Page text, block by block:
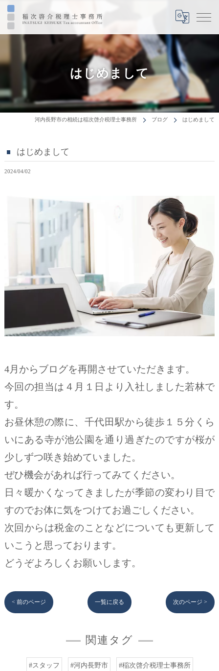
はじめまして
河内長野市の相続は稲次啓介税理士事務所 ブログ はじめまして
はじめまして
2024/04/02
4月からブログを再開させていただきます。
今回の担当は４月１日より入社しました若林で
す。
お昼休憩の際に、千代田駅から徒歩１５分くら
いにある寺が池公園を通り過ぎたのですが桜が
少しずつ咲き始めていました。
ぜひ機会があれば行ってみてください。
日々暖かくなってきましたが季節の変わり目で
すのでお体に気をつけてお過ごしください。
次回からは税金のことなどについても更新して
いこうと思っております。
どうぞよろしくお願いします。
< 前のページ 一覧に戻る 次のページ >
関連タグ
#スタッフ #河内長野市 #稲次啓介税理士事務所